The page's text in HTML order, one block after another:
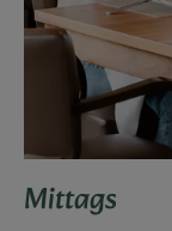
Mittags